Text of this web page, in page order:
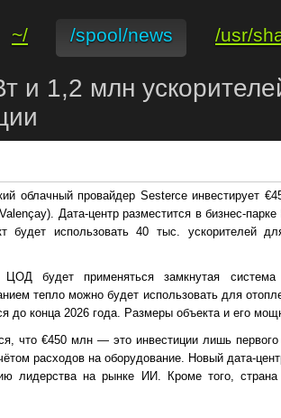
~/ /spool/news /usr/
и 1,2 млн
облачный провайдер Sesterce
Дата-центр разместится в бизнес-
будет использовать 40 тыс. ускорителей
будет применяться замкнутая система
тепло можно будет использовать для
до конца 2026 года. Размеры объекта и его
что €450 млн — это инвестиции лишь
расходов на оборудование. Новый дата-
лидерства на рынке ИИ. Кроме того,